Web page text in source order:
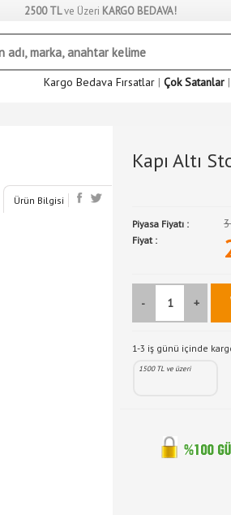
2500 TLve Üzeri KARGO BEDAVA!
Kargo Bedava Fırsatlar | Çok Satanlar |
Ürün Bilgisi
Kapı Altı
Piyasa Fiyatı :
Fiyat :
- +
1-3 iş günü içinde
1500 TL ve üzeri